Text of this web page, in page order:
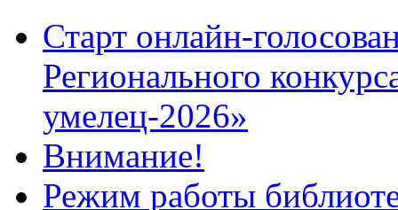
Старт онлайн-
Регионального
умелец-2026»
Внимание!
Режим работы